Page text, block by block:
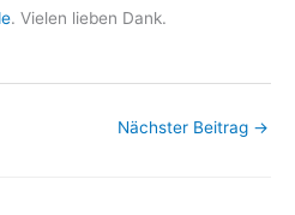
. Vielen lieben Dank.
Nächster Beitrag →